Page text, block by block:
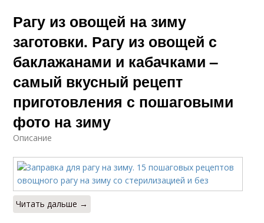
Рагу из овощей на зиму
заготовки. Рагу из овощей с
баклажанами и кабачками –
самый вкусный рецепт
приготовления с пошаговыми
фото на зиму
Описание
Читать дальше →